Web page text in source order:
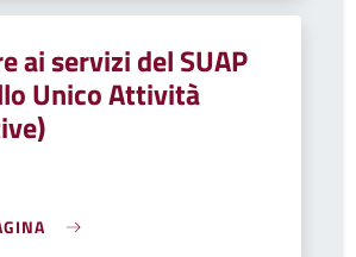
ai servizi del SUAP
Unico Attività